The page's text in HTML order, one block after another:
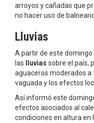
arroyos y cañadas que
no hacer uso de
Lluvias
A partir de este
las
lluvias sobre el país,
aguaceros moderados a
vaguada y los efectos
Así informó este
efectos asociados al
condiciones en altura